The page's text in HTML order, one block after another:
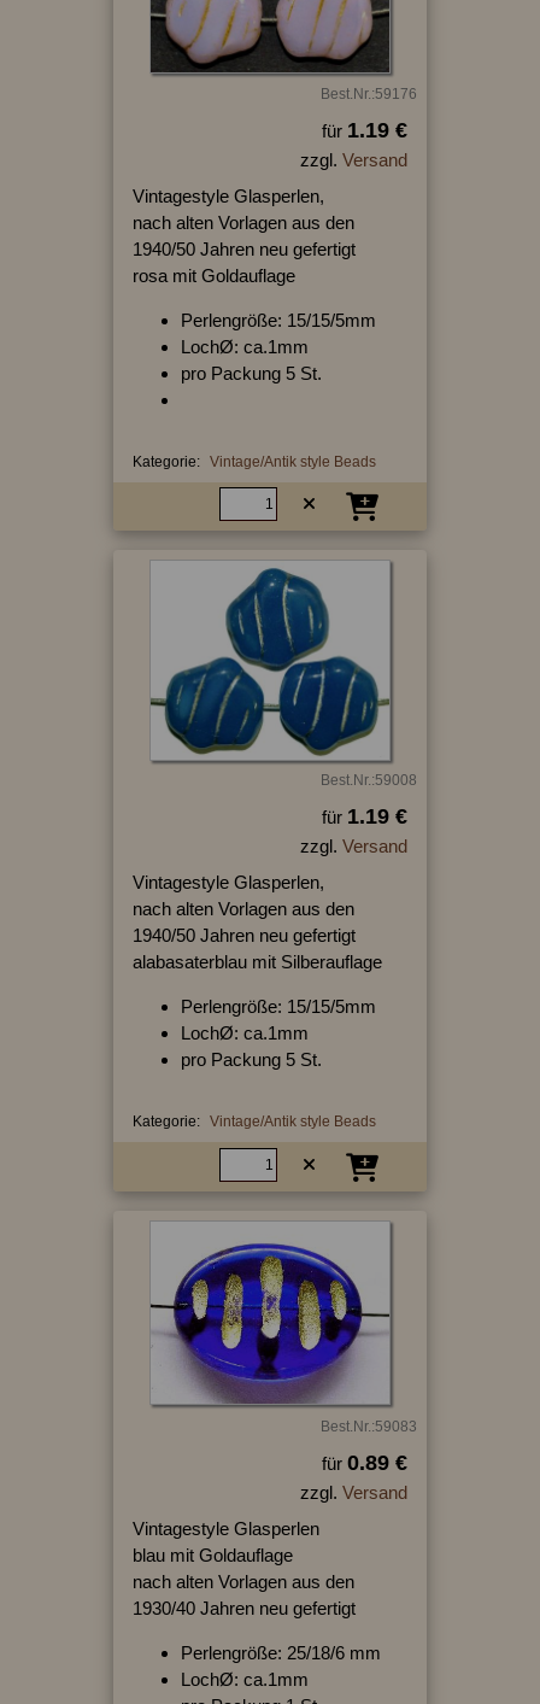
Best.Nr.:59176
für 1.19 €
zzgl. Versand
Vintagestyle Glasperlen,
nach alten Vorlagen aus den
1940/50 Jahren neu gefertigt
rosa mit Goldauflage
Perlengröße: 15/15/5mm
LochØ: ca.1mm
pro Packung 5 St.
Kategorie: Vintage/Antik style Beads
Best.Nr.:59008
für 1.19 €
zzgl. Versand
Vintagestyle Glasperlen,
nach alten Vorlagen aus den
1940/50 Jahren neu gefertigt
alabasaterblau mit Silberauflage
Perlengröße: 15/15/5mm
LochØ: ca.1mm
pro Packung 5 St.
Kategorie: Vintage/Antik style Beads
Best.Nr.:59083
für 0.89 €
zzgl. Versand
Vintagestyle Glasperlen
blau mit Goldauflage
nach alten Vorlagen aus den
1930/40 Jahren neu gefertigt
Perlengröße: 25/18/6 mm
LochØ: ca.1mm